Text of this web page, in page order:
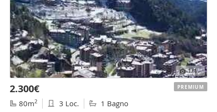
1/1
2.300€
80m2 3 Loc. 1 Bagno
PREMIUM